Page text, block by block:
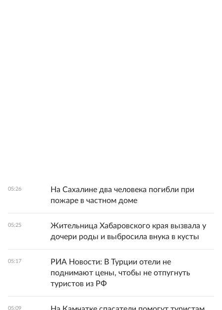
05:26
На Сахалине два человека погибли при
пожаре в частном доме
05:25
Жительница Хабаровского края вызвала у
дочери роды и выбросила внука в кусты
05:17
РИА Новости: В Турции отели не
поднимают цены, чтобы не отпугнуть
туристов из РФ
05:09